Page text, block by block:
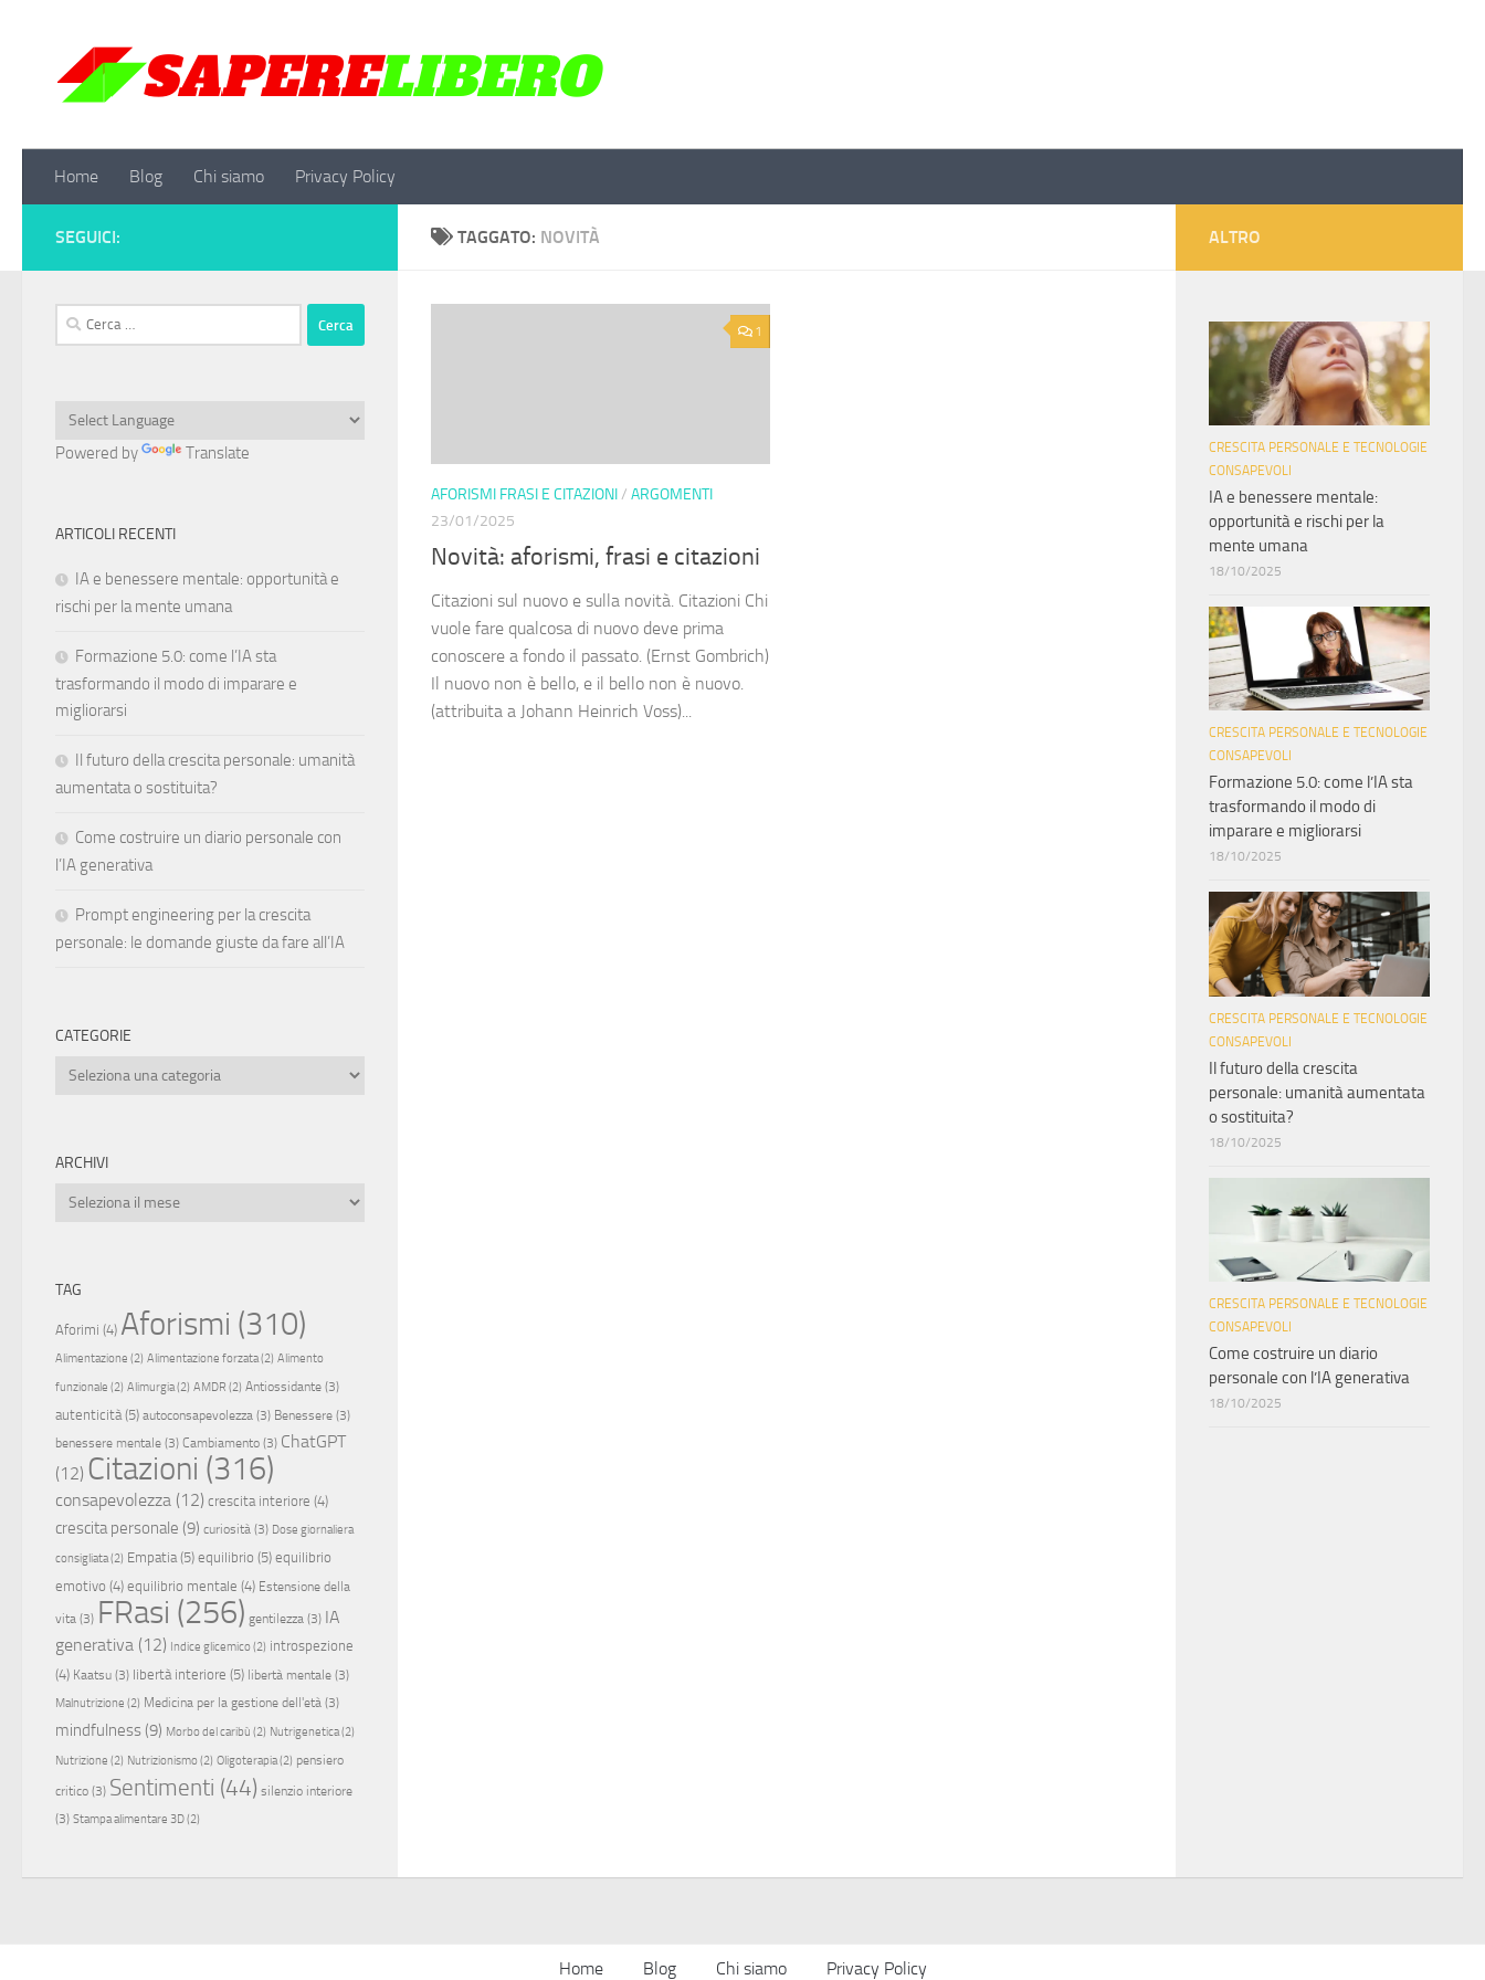
Home Blog Chi siamo Privacy Policy
TAGGATO: NOVITÀ
1
AFORISMI FRASI E CITAZIONI/ ARGOMENTI
23/01/2025
Novità: aforismi, frasi e citazioni
Citazioni sul nuovo e sulla novità. Citazioni Chi
vuole fare qualcosa di nuovo deve prima
conoscere a fondo il passato. (Ernst Gombrich)
Il nuovo non è bello, e il bello non è nuovo.
(attribuita a Johann Heinrich Voss)...
SEGUICI:
Ricerca
per:
Powered by Translate
ARTICOLI RECENTI
IA e benessere mentale: opportunità e
rischi per la mente umana
Formazione 5.0: come l’IA sta
trasformando il modo di imparare e
migliorarsi
Il futuro della crescita personale: umanità
aumentata o sostituita?
Come costruire un diario personale con
l’IA generativa
Prompt engineering per la crescita
personale: le domande giuste da fare all’IA
CATEGORIE
Categorie
ARCHIVI
Archivi
TAG
Aforimi (4) Aforismi (310)
Alimentazione (2) Alimentazione forzata(2) Alimento
funzionale (2) Alimurgia(2) AMDR (2) Antiossidante (3)
autenticità(5) autoconsapevolezza (3) Benessere (3)
benessere mentale (3) Cambiamento (3) ChatGPT
(12) Citazioni (316)
consapevolezza (12) crescita interiore (4)
crescita personale (9) curiosità (3) Dose giornaliera
consigliata(2) Empatia(5) equilibrio (5) equilibrio
emotivo (4) equilibrio mentale (4) Estensione della
vita (3) FRasi (256) gentilezza (3) IA
generativa (12) Indice glicemico (2) introspezione
(4) Kaatsu (3) libertà interiore (5) libertà mentale (3)
Malnutrizione (2) Medicina per la gestione dell'età (3)
mindfulness (9) Morbo del caribù (2) Nutrigenetica(2)
Nutrizione (2) Nutrizionismo (2) Oligoterapia(2) pensiero
critico (3) Sentimenti (44) silenzio interiore
(3) Stampa alimentare 3D(2)
ALTRO
CRESCITA PERSONALE E TECNOLOGIE
CONSAPEVOLI
IA e benessere mentale:
opportunità e rischi per la
mente umana
18/10/2025
CRESCITA PERSONALE E TECNOLOGIE
CONSAPEVOLI
Formazione 5.0: come l’IA sta
trasformando il modo di
imparare e migliorarsi
18/10/2025
CRESCITA PERSONALE E TECNOLOGIE
CONSAPEVOLI
Il futuro della crescita
personale: umanità aumentata
o sostituita?
18/10/2025
CRESCITA PERSONALE E TECNOLOGIE
CONSAPEVOLI
Come costruire un diario
personale con l’IA generativa
18/10/2025
Home Blog Chi siamo Privacy Policy